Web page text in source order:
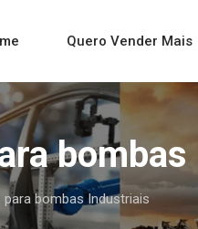
Quero Vender Mais
bombas Industriais